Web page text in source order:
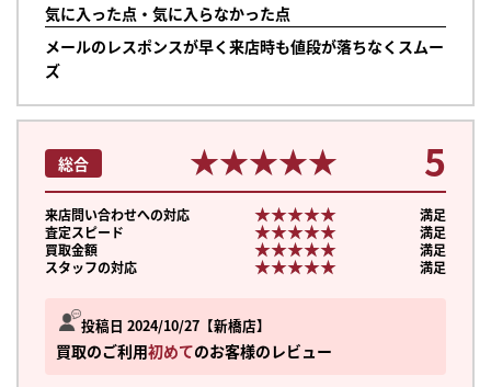
気に入った点・気に入らなかった点
メールのレスポンスが早く来店時も値段が落ちなくスムー
ズ
投稿日 2024/10/27 新橋店
買取のご利用初めてのお客様のレビュー
総合 ★★★★★
★★★★★ 5
来店問い合わせへの対応 ★★★★★
★★★★★
満足
査定スピード
★★★★★
★★★★★
満足
買取金額
★★★★★
★★★★★
満足
スタッフの対応
★★★★★
★★★★★ 満足